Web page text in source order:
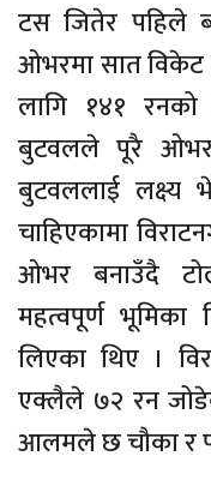
टस जितेर पहिले
ओभरमा सात विकेट
लागि १४१ रनको
बुटवलले पूरै ओभर
बुटवललाई लक्ष्य
चाहिएकामा
ओभर बनाउँदै
महत्वपूर्ण
लिएका थिए ।
एक्लैले ७२ रन
आलमले छ चौका र